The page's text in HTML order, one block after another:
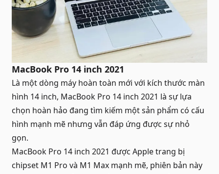
MacBook Pro 14 inch 2021
Là một dòng máy hoàn toàn mới với kích thước màn
hình 14 inch, MacBook Pro 14 inch 2021 là sự lựa
chọn hoàn hảo đang tìm kiếm một sản phẩm có cấu
hình mạnh mẽ nhưng vẫn đáp ứng được sự nhỏ
gọn.
MacBook Pro 14 inch 2021 được Apple trang bị
chipset M1 Pro và M1 Max mạnh mẽ, phiên bản này